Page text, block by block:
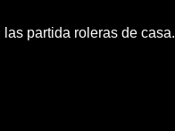
las partida roleras de casa.